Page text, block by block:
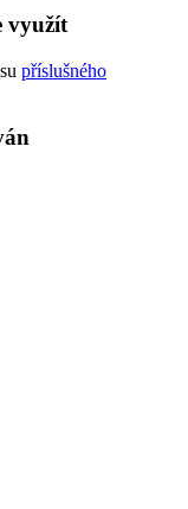
využít
příslušného